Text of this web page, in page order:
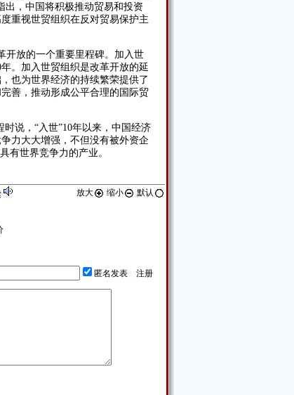
出，中国将积极推动贸易和投资
重视世贸组织在反对贸易保护主
开放的一个重要里程碑。加入世
。加入世贸组织是改革开放的延
也为世界经济的持续繁荣提供了
善，推动形成公平合理的国际贸
说，“入世”10年以来，中国经济
力大大增强，不但没有被外资企
有世界竞争力的产业。
放大 缩小
默认
匿名发表 注册